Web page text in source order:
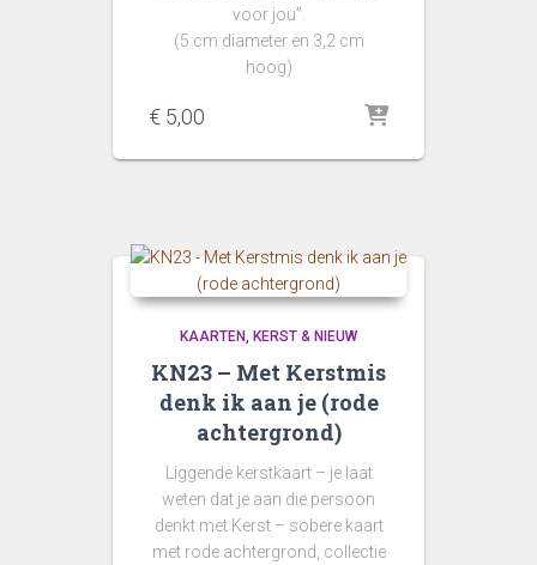
voor jou”.
(5 cm diameter en 3,2 cm
hoog)
€ 5,00
KAARTEN KERST & NIEUW
KN23 – Met Kerstmis
denk ik aan je (rode
achtergrond)
Liggende kerstkaart – je laat
weten dat je aan die persoon
denkt met Kerst – sobere kaart
met rode achtergrond, collectie